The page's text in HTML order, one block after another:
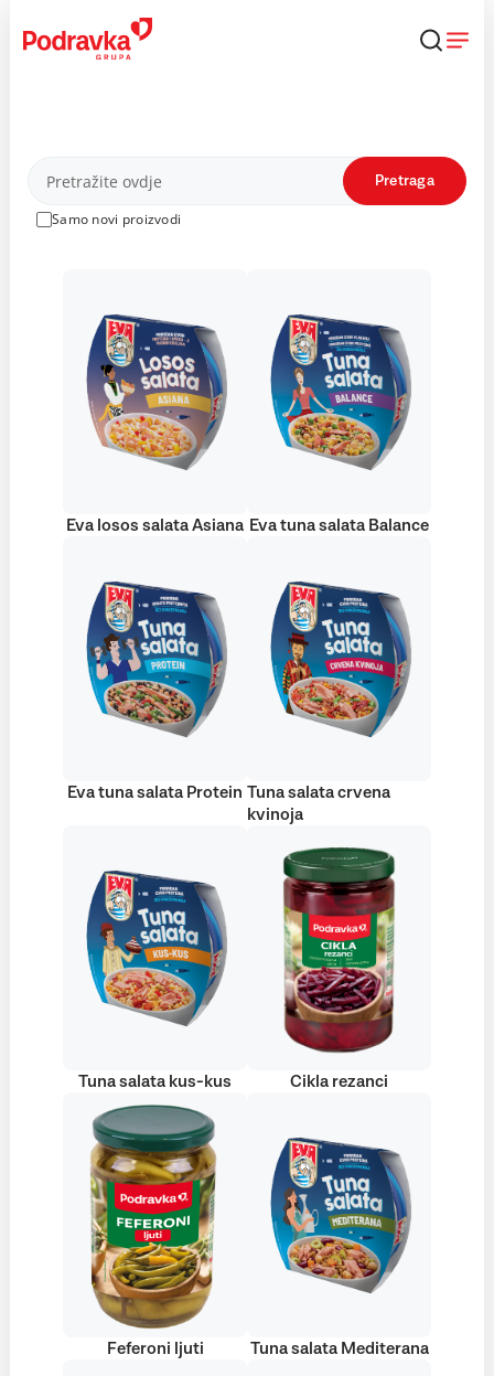
content
Proizvodi
Samo novi proizvodi
Pretraga
Eva losos salata Asiana Eva tuna salata Balance
Eva tuna salata Protein Tuna salata crvena
kvinoja
Tuna salata kus-kus Cikla rezanci
Feferoni ljuti Tuna salata Mediterana